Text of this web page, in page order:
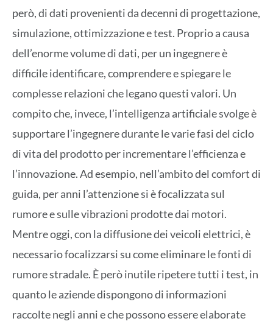
però, di dati provenienti da decenni di progettazione,
simulazione, ottimizzazione e test. Proprio a causa
dell’enorme volume di dati, per un ingegnere è
difficile identificare, comprendere e spiegare le
complesse relazioni che legano questi valori. Un
compito che, invece, l’intelligenza artificiale svolge è
supportare l’ingegnere durante le varie fasi del ciclo
di vita del prodotto per incrementare l’efficienza e
l’innovazione. Ad esempio, nell’ambito del comfort di
guida, per anni l’attenzione si è focalizzata sul
rumore e sulle vibrazioni prodotte dai motori.
Mentre oggi, con la diffusione dei veicoli elettrici, è
necessario focalizzarsi su come eliminare le fonti di
rumore stradale. È però inutile ripetere tutti i test, in
quanto le aziende dispongono di informazioni
raccolte negli anni e che possono essere elaborate